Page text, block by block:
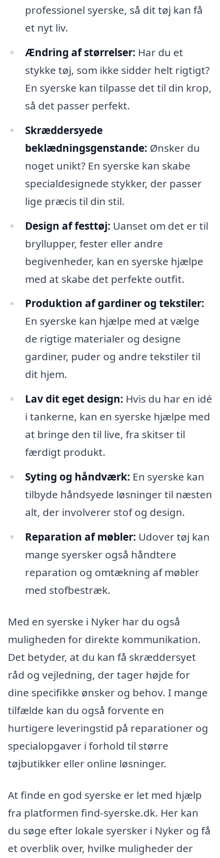
professionel syerske, så dit tøj kan få
et nyt liv.
Ændring af størrelser: Har du et
stykke tøj, som ikke sidder helt rigtigt?
En syerske kan tilpasse det til din krop,
så det passer perfekt.
Skræddersyede
beklædningsgenstande: Ønsker du
noget unikt? En syerske kan skabe
specialdesignede stykker, der passer
lige præcis til din stil.
Design af festtøj: Uanset om det er til
bryllupper, fester eller andre
begivenheder, kan en syerske hjælpe
med at skabe det perfekte outfit.
Produktion af gardiner og tekstiler:
En syerske kan hjælpe med at vælge
de rigtige materialer og designe
gardiner, puder og andre tekstiler til
dit hjem.
Lav dit eget design: Hvis du har en idé
i tankerne, kan en syerske hjælpe med
at bringe den til live, fra skitser til
færdigt produkt.
Syting og håndværk: En syerske kan
tilbyde håndsyede løsninger til næsten
alt, der involverer stof og design.
Reparation af møbler: Udover tøj kan
mange syersker også håndtere
reparation og omtækning af møbler
med stofbestræk.
Med en syerske i Nyker har du også
muligheden for direkte kommunikation.
Det betyder, at du kan få skræddersyet
råd og vejledning, der tager højde for
dine specifikke ønsker og behov. I mange
tilfælde kan du også forvente en
hurtigere leveringstid på reparationer og
specialopgaver i forhold til større
tøjbutikker eller online løsninger.
At finde en god syerske er let med hjælp
fra platformen find-syerske.dk. Her kan
du søge efter lokale syersker i Nyker og få
et overblik over, hvilke muligheder der